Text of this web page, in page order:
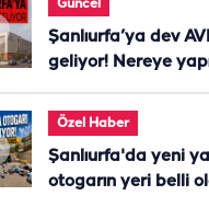
Güncel
Şanlıurfa’ya dev
geliyor! Nereye
Özel Haber
Şanlıurfa'da yeni
otogarın yeri belli